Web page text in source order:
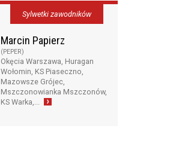
Marcin Papierz
(PEPER)
Okęcia Warszawa, Huragan
Wołomin, KS Piaseczno,
Mazowsze Grójec,
Mszczonowianka Mszczonów,
KS Warka,...
Sylwetki zawodników